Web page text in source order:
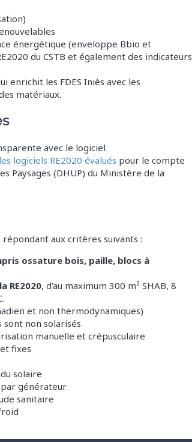
énergétique (enveloppe Bbio et
du CSTB et également des indicateurs
enrichit les FDES Iniès avec les
matériaux.
avec le logiciel
logiciels RE2020 évalués pour le compte
Paysages (DHUP) du Ministère de la
aux critères suivants :
ossature bois, paille, blocs à
RE2020, d’au maximum 300 m² SHAB, 8
et non thermodynamiques)
sont non solarisés
manuelle et crépusculaire
fixes
solaire
générateur
sanitaire